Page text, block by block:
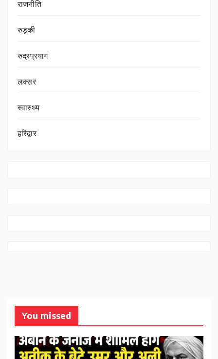
राजनीति
रुड़की
रुद्रप्रयाग
लक्सर
स्वास्थ्य
हरिद्वार
You missed